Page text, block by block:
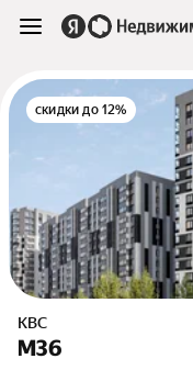
скидки до 12%
КВС
М36